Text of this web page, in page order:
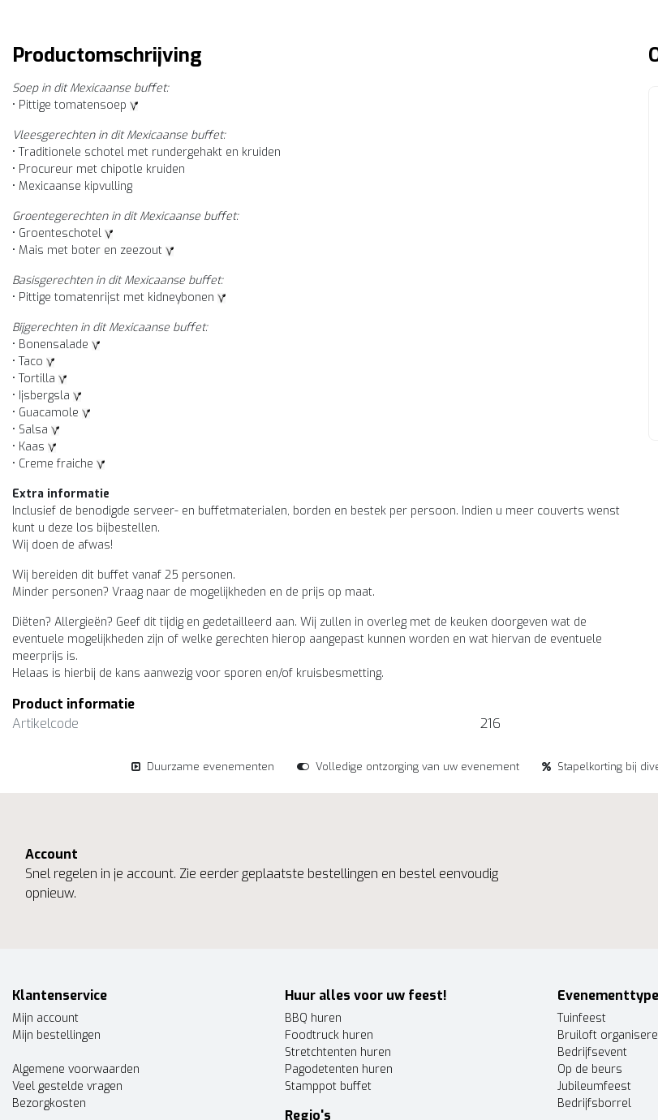
Productomschrijving
Soep in dit Mexicaanse buffet:
• Pittige tomatensoep
Vleesgerechten in dit Mexicaanse buffet:
• Traditionele schotel met rundergehakt en kruiden
• Procureur met chipotle kruiden
• Mexicaanse kipvulling
Groentegerechten in dit Mexicaanse buffet:
• Groenteschotel
• Mais met boter en zeezout
Basisgerechten in dit Mexicaanse buffet:
• Pittige tomatenrijst met kidneybonen
Bijgerechten in dit Mexicaanse buffet:
• Bonensalade
• Taco
• Tortilla
• Ijsbergsla
• Guacamole
• Salsa
• Kaas
• Creme fraiche
Extra informatie
Inclusief de benodigde serveer- en buffetmaterialen, borden en bestek per persoon. Indien u meer couverts wenst
kunt u deze los bijbestellen.
Wij doen de afwas!
Wij bereiden dit buffet vanaf 25 personen.
Minder personen? Vraag naar de mogelijkheden en de prijs op maat.
Diëten? Allergieën? Geef dit tijdig en gedetailleerd aan. Wij zullen in overleg met de keuken doorgeven wat de
eventuele mogelijkheden zijn of welke gerechten hierop aangepast kunnen worden en wat hiervan de eventuele
meerprijs is.
Helaas is hierbij de kans aanwezig voor sporen en/of kruisbesmetting.
Product informatie
Artikelcode
216
Duurzame evenementen Volledige ontzorging van uw evenement Stapelkorting bij
Account
Snel regelen in je account. Zie eerder geplaatste bestellingen en bestel eenvoudig
opnieuw.
Klantenservice
Mijn account
Mijn bestellingen
Algemene voorwaarden
Veel gestelde vragen
Bezorgkosten
Huur alles voor uw feest!
BBQ huren
Foodtruck huren
Stretchtenten huren
Pagodetenten huren
Stamppot buffet
Regio's
Tuinfeest
Bruiloft
Bedrijfsevent
Op de beurs
Jubileumfeest
Bedrijfsborrel